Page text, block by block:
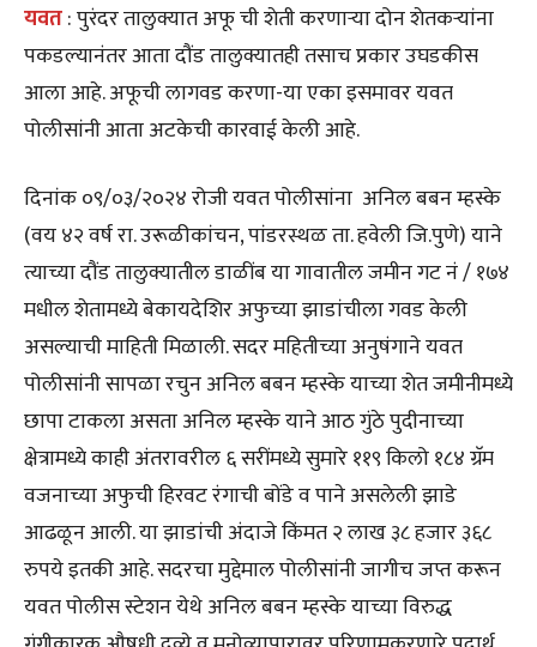
यवत: पुरंदर तालुक्यात अफू ची शेती करणाऱ्या दोन शेतकऱ्यांना
पकडल्यानंतर आता दौंड तालुक्यातही तसाच प्रकार उघडकीस
आला आहे. अफूची लागवड करणा-या एका इसमावर यवत
पोलीसांनी आता अटकेची कारवाई केली आहे.
दिनांक ०९/०३/२०२४ रोजी यवत पोलीसांना अनिल बबन म्हस्के
(वय ४२ वर्ष रा. उरूळीकांचन, पांडरस्थळ ता. हवेली जि.पुणे) याने
त्याच्या दौंड तालुक्यातील डाळींब या गावातील जमीन गट नं / १७४
मधील शेतामध्ये बेकायदेशिर अफुच्या झाडांचीला गवड केली
असल्याची माहिती मिळाली. सदर महितीच्या अनुषंगाने यवत
पोलीसांनी सापळा रचुन अनिल बबन म्हस्के याच्या शेत जमीनीमध्ये
छापा टाकला असता अनिल म्हस्के याने आठ गुंठे पुदीनाच्या
क्षेत्रामध्ये काही अंतरावरील ६ सरींमध्ये सुमारे ११९ किलो १८४ ग्रॅम
वजनाच्या अफुची हिरवट रंगाची बोंडे व पाने असलेली झाडे
आढळून आली. या झाडांची अंदाजे किंमत २ लाख ३८ हजार ३६८
रुपये इतकी आहे. सदरचा मुद्देमाल पोलीसांनी जागीच जप्त करून
यवत पोलीस स्टेशन येथे अनिल बबन म्हस्के याच्या विरुद्ध